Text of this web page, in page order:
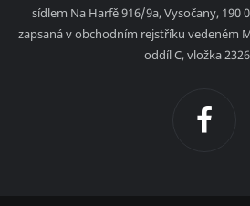
sídlem Na Harfě 916/9a, Vysočany, 190
zapsaná v obchodním rejstříku vedeném
oddíl C, vložka